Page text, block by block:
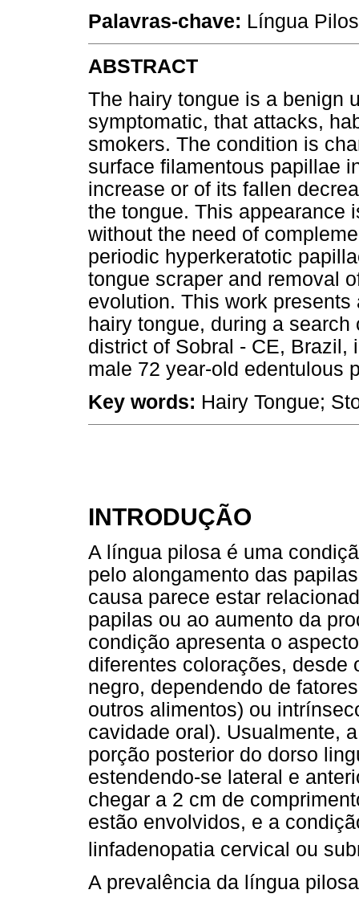
Palavras-chave: Língua
ABSTRACT
The hairy tongue is a benign
symptomatic, that attacks,
smokers. The condition is
surface filamentous papillae
increase or of its fallen
the tongue. This appearance
without the need of
periodic hyperkeratotic
tongue scraper and removal
evolution. This work
hairy tongue, during a
district of Sobral - CE, Brazil,
male 72 year-old edentulous
Key words: Hairy Tongue;
INTRODUÇÃO
A língua pilosa é uma
pelo alongamento das
causa parece estar
papilas ou ao aumento da
condição apresenta o
diferentes colorações, desde
negro, dependendo de
outros alimentos) ou
cavidade oral). Usualmente,
porção posterior do dorso
estendendo-se lateral e
chegar a 2 cm de
estão envolvidos, e a
linfadenopatia cervical ou
A prevalência da língua